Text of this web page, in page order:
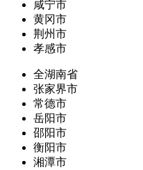
咸宁市
黄冈市
荆州市
孝感市
全湖南省
张家界市
常德市
岳阳市
邵阳市
衡阳市
湘潭市